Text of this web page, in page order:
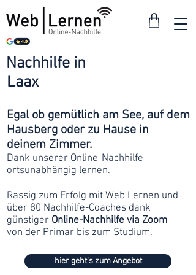
Laax
Nachhilfe in
Egal ob gemütlich am See, auf dem
Hausberg oder zu Hause in
deinem Zimmer.
Dank unserer Online-Nachhilfe
ortsunabhängig lernen.
Rassig zum Erfolg mit Web Lernen und
über 80 Nachhilfe-Coaches dank
günstiger Online-Nachhilfe via Zoom –
von der Primar bis zum Studium.
hier geht's zum Angebot